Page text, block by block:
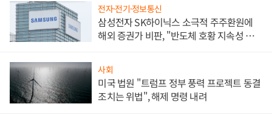
전자·전기·정보통신
삼성전자 SK하이닉스 소극적 주주환원에
해외 증권가 비판, "반도체 호황 지속성 의
사회
미국 법원 "트럼프 정부 풍력 프로젝트 동결
조치는 위법", 해제 명령 내려